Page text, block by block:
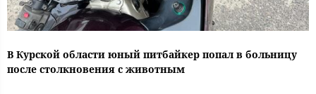
В Курской области юный питбайкер попал в больницу
после столкновения с животным